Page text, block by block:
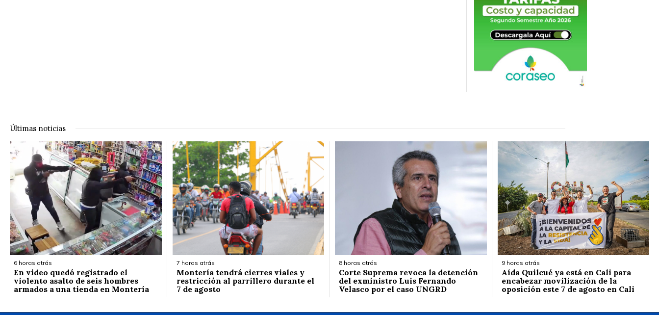
Últimas noticias
6 horas atrás
En video quedó registrado el
violento asalto de seis hombres
armados a una tienda en Montería
7 horas atrás
Montería tendrá cierres viales y
restricción al parrillero durante el
7 de agosto
8 horas atrás
Corte Suprema revoca la detención
del exministro Luis Fernando
Velasco por el caso UNGRD
9 horas atrás
Aída Quilcué ya está en Cali para
encabezar movilización de la
oposición este 7 de agosto en Cali